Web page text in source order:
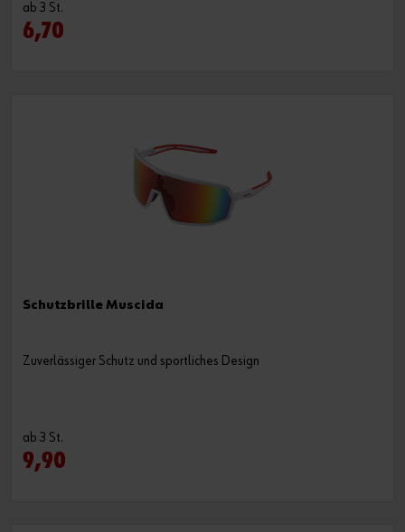
ab 3 St.
6,70
Schutzbrille Muscida
Zuverlässiger Schutz und sportliches Design
ab 3 St.
9,90